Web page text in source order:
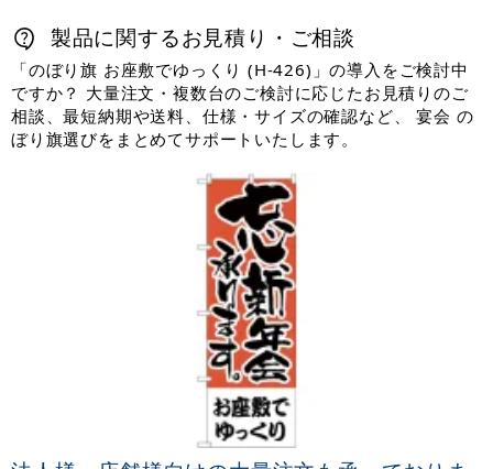
製品に関するお見積り・ご相談
「のぼり旗 お座敷でゆっくり (H-426)」の導入をご検討中
ですか？ 大量注文・複数台のご検討に応じたお見積りのご
相談、最短納期や送料、仕様・サイズの確認など、 宴会 の
ぼり旗選びをまとめてサポートいたします。